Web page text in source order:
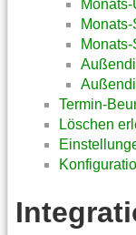
Termin-
Löschen